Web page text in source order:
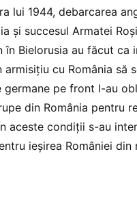
lui 1944, debarcarea
și succesul Armatei
în Bielorusia au făcut ca
armisițiu cu România să
germane pe front l-au
din România pentru
aceste condiții s-au
ieșirea României din